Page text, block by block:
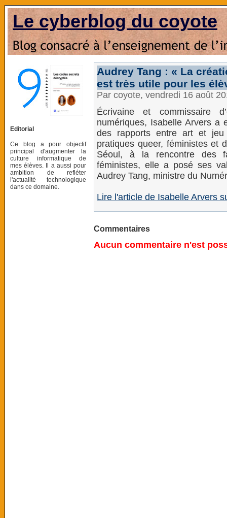
Le cyberblog du coyote
Editorial
Ce blog a pour objectif
principal d'augmenter la
culture informatique de
mes élèves. Il a aussi pour
ambition de refléter
l'actualité technologique
dans ce domaine.
Audrey Tang : « La
est très utile pour les
Par coyote, vendredi 16 août
Écrivaine et commissaire
numériques, Isabelle Arvers a
des rapports entre art et
pratiques queer, féministes et
Séoul, à la rencontre des
féministes, elle a posé ses
Audrey Tang, ministre du
Lire l'article de Isabelle Arvers
Commentaires
Aucun commentaire n'est